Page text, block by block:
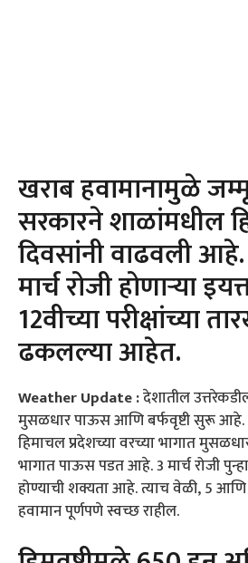
खराब हवामानामुळे
सरकारने शाळांमधील
दिवसांनी वाढवली
मार्च रोजी होणाऱ्या
12वीच्या परीक्षांच्या
ढकलल्या आहेत.
Weather Update :देशातील
मुसळधार पाऊस आणि बर्फवृष्टी सुरू आहे.
हिमाचल प्रदेशच्या वरच्या भागात
भागात पाऊस पडत आहे. 3 मार्च रोजी
होण्याची शक्यता आहे. त्याच वेळी, 5 आणि
हवामान पूर्णपणे स्वच्छ राहील.